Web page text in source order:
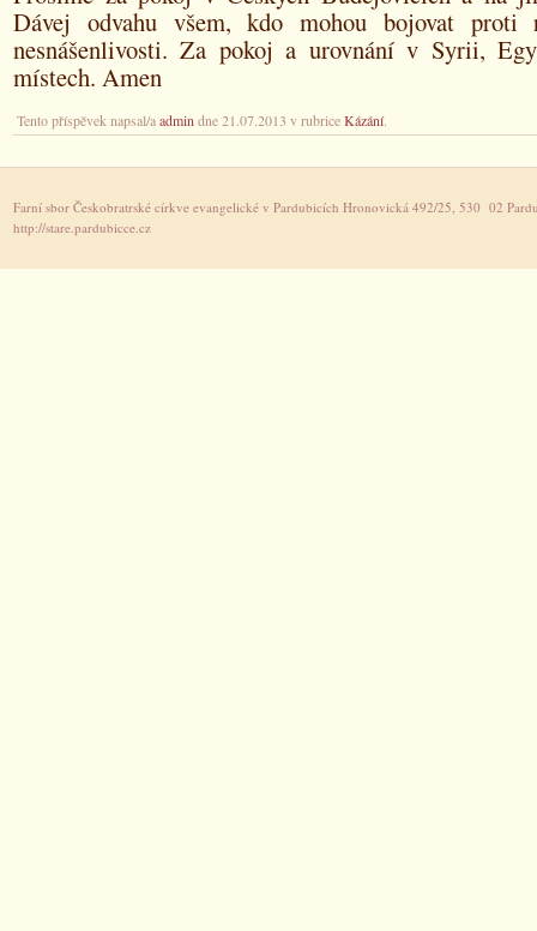
Dávej odvahu všem, kdo mohou bojovat
nesnášenlivosti. Za pokoj a urovnání v Syrii,
místech. Amen
Tento příspěvek napsal/aadmin dne 21.07.2013 v rubriceKázání.
Farní sbor Českobratrské církve evangelické v Pardubicích Hronovická 492/25, 530 02
http://stare.pardubicce.cz